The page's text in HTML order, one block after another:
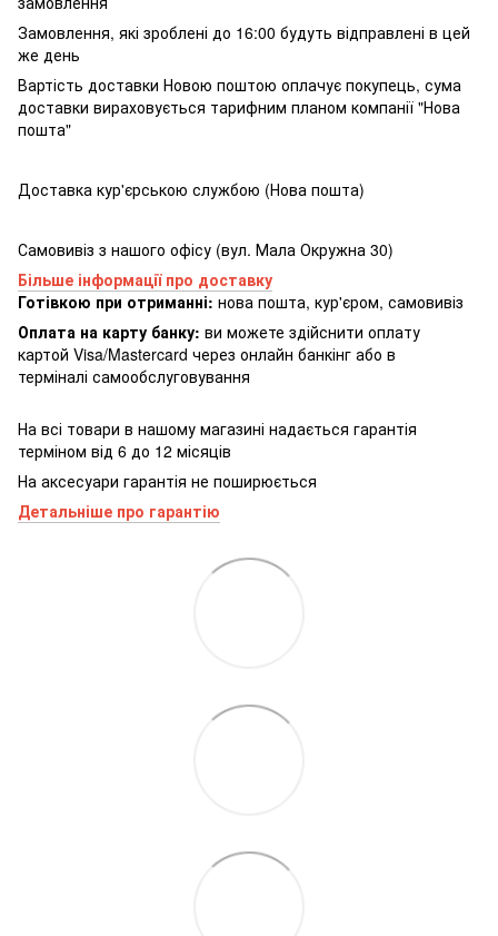
Замовлення, які зроблені до 16:00 будуть відправлені в цей
же день
Вартість доставки Новою поштою оплачує покупець, сума
доставки вираховується тарифним планом компанії "Нова
пошта"
Доставка кур'єрською службою (Нова пошта)
Самовивіз з нашого офісу (вул. Мала Окружна 30)
Більше інформації про доставку
Готівкою при отриманні: нова пошта, кур'єром, самовивіз
Оплата на карту банку: ви можете здійснити оплату
картой Visa/Mastercard через онлайн банкінг або в
терміналі самообслуговування
На всі товари в нашому магазині надається гарантія
терміном від 6 до 12 місяців
На аксесуари гарантія не поширюється
Детальніше про гарантію